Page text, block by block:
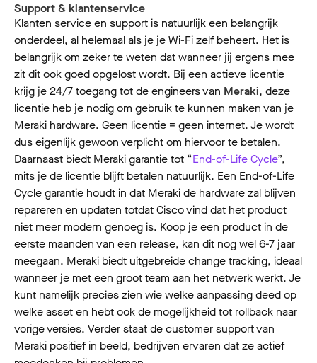
Support & klantenservice
Klanten service en support is natuurlijk een belangrijk
onderdeel, al helemaal als je je Wi-Fi zelf beheert. Het is
belangrijk om zeker te weten dat wanneer jij ergens mee
zit dit ook goed opgelost wordt. Bij een actieve licentie
krijg je 24/7 toegang tot de engineers van Meraki, deze
licentie heb je nodig om gebruik te kunnen maken van je
Meraki hardware. Geen licentie = geen internet. Je wordt
dus eigenlijk gewoon verplicht om hiervoor te betalen.
Daarnaast biedt Meraki garantie tot “End-of-Life Cycle”,
mits je de licentie blijft betalen natuurlijk. Een End-of-Life
Cycle garantie houdt in dat Meraki de hardware zal blijven
repareren en updaten totdat Cisco vind dat het product
niet meer modern genoeg is. Koop je een product in de
eerste maanden van een release, kan dit nog wel 6-7 jaar
meegaan. Meraki biedt uitgebreide change tracking, ideaal
wanneer je met een groot team aan het netwerk werkt. Je
kunt namelijk precies zien wie welke aanpassing deed op
welke asset en hebt ook de mogelijkheid tot rollback naar
vorige versies. Verder staat de customer support van
Meraki positief in beeld, bedrijven ervaren dat ze actief